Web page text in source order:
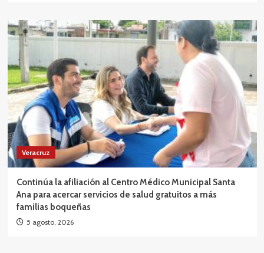
Veracruz
Continúa la afiliación al Centro Médico Municipal Santa
Ana para acercar servicios de salud gratuitos a más
familias boqueñas
5 agosto, 2026